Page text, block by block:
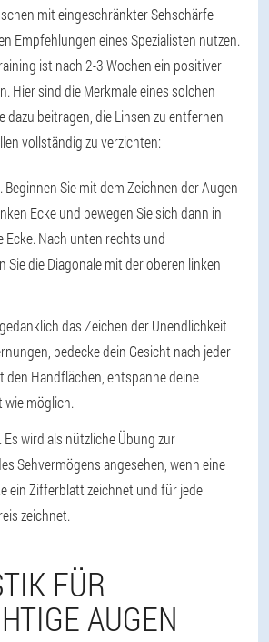
mit eingeschränkter Sehschärfe
Empfehlungen eines Spezialisten nutzen.
ist nach 2-3 Wochen ein positiver
Hier sind die Merkmale eines solchen
beitragen, die Linsen zu entfernen
vollständig zu verzichten:
Beginnen Sie mit dem Zeichnen der Augen
Ecke und bewegen Sie sich dann in
Ecke. Nach unten rechts und
Sie die Diagonale mit der oberen linken
das Zeichen der Unendlichkeit
bedecke dein Gesicht nach jeder
den Handflächen, entspanne deine
wie möglich.
Es wird als nützliche Übung zur
Sehvermögens angesehen, wenn eine
ein Zifferblatt zeichnet und für jede
zeichnet.
FÜR
AUGEN